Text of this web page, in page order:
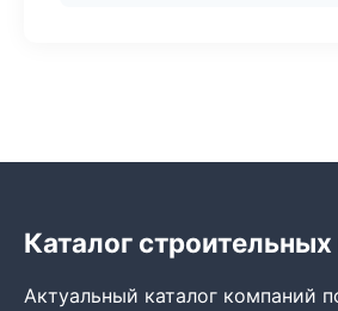
Каталог
Актуальный каталог компаний